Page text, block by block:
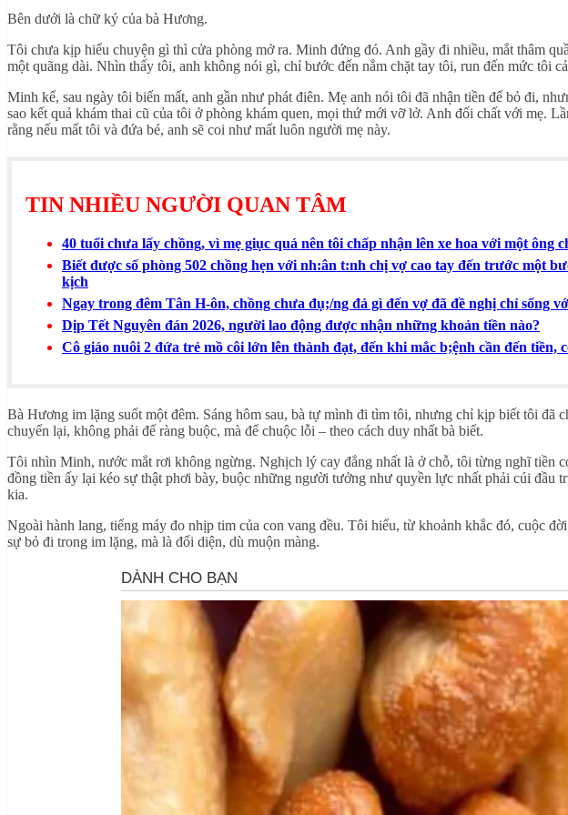
Bên dưới là chữ ký của bà Hương.
Tôi chưa kịp hiểu chuyện gì thì cửa phòng mở ra. Minh đứng đó. Anh gầy đi nhiều, mắt thâm
một quãng dài. Nhìn thấy tôi, anh không nói gì, chỉ bước đến nắm chặt tay tôi, run đến mức tôi
Minh kể, sau ngày tôi biến mất, anh gần như phát điên. Mẹ anh nói tôi đã nhận tiền để bỏ đi,
sao kết quả khám thai cũ của tôi ở phòng khám quen, mọi thứ mới vỡ lở. Anh đối chất với mẹ.
rằng nếu mất tôi và đứa bé, anh sẽ coi như mất luôn người mẹ này.
TIN NHIỀU NGƯỜI QUAN TÂM
40 tuổi chưa lấy chồng, vì mẹ giục quá nên tôi chấp nhận lên xe hoa với một ông
Biết được số phòng 502 chồng hẹn với nh:ân t:nh chị vợ cao tay đến trước một
kịch
Ngay trong đêm Tân H-ôn, chồng chưa đụ;/ng đả gì đến vợ đã đề nghị chỉ sống
Dịp Tết Nguyên đán 2026, người lao động được nhận những khoản tiền nào?
Cô giáo nuôi 2 đứa trẻ mồ côi lớn lên thành đạt, đến khi mắc b;ệnh cần đến tiền,
Bà Hương im lặng suốt một đêm. Sáng hôm sau, bà tự mình đi tìm tôi, nhưng chỉ kịp biết tôi đã
chuyển lại, không phải để ràng buộc, mà để chuộc lỗi – theo cách duy nhất bà biết.
Tôi nhìn Minh, nước mắt rơi không ngừng. Nghịch lý cay đắng nhất là ở chỗ, tôi từng nghĩ tiền
đồng tiền ấy lại kéo sự thật phơi bày, buộc những người tưởng như quyền lực nhất phải cúi đầu
kia.
Ngoài hành lang, tiếng máy đo nhịp tim của con vang đều. Tôi hiểu, từ khoảnh khắc đó, cuộc
sự bỏ đi trong im lặng, mà là đối diện, dù muộn màng.